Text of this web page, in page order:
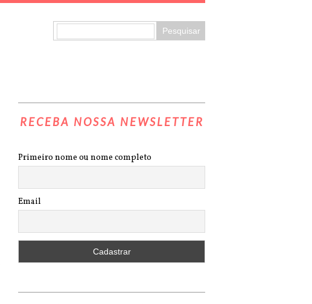
RECEBA NOSSA NEWSLETTER
Primeiro nome ou nome completo
Email